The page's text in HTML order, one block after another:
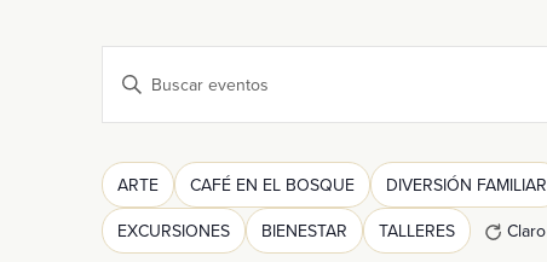
Navegación
de
búsqueda
Introduce
clave.
Busca
Eventos
para
Filtros
Cambiando
cualquiera
de
ARTE CAFÉ EN EL BOSQUE DIVERSIÓN FAMILIAR
EXCURSIONES
BIENESTAR TALLERES Claro